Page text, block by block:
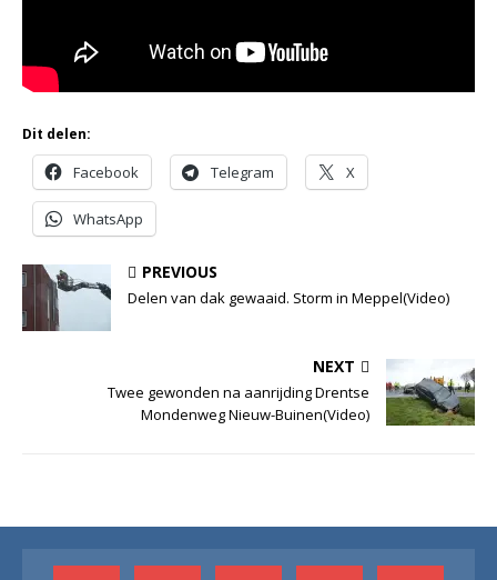
Dit delen:
Facebook Telegram X
WhatsApp
PREVIOUS
Delen van dak gewaaid. Storm in Meppel(Video)
NEXT
Twee gewonden na aanrijding Drentse
Mondenweg Nieuw-Buinen(Video)